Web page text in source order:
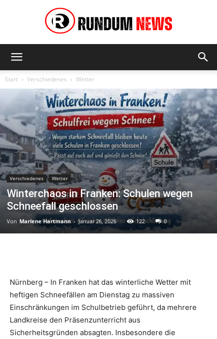
News
Start Verschiedenes Wetter
Verschiedenes Wetter
Winterchaos in Franken: Schulen wegen
Schneefall geschlossen
Von Marlene Hartmann - Januar 26, 2026 122 0
Nürnberg – In Franken hat das winterliche Wetter mit
heftigen Schneefällen am Dienstag zu massiven
Einschränkungen im Schulbetrieb geführt, da mehrere
Landkreise den Präsenzunterricht aus
Sicherheitsgründen absagten. Insbesondere die